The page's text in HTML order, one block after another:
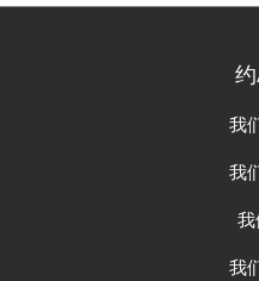
我
我
我
我